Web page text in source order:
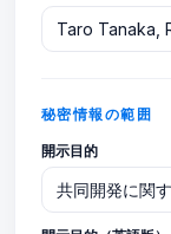
秘密情報の範囲
開示目的